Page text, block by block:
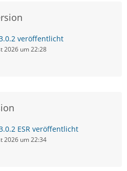
veröffentlicht
2026 um 22:28
ESR veröffentlicht
2026 um 22:34